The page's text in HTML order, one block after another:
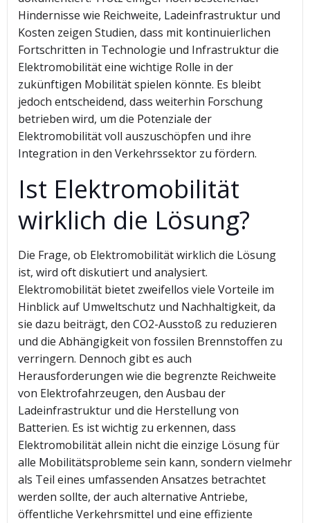
Hindernisse wie Reichweite, Ladeinfrastruktur und
Kosten zeigen Studien, dass mit kontinuierlichen
Fortschritten in Technologie und Infrastruktur die
Elektromobilität eine wichtige Rolle in der
zukünftigen Mobilität spielen könnte. Es bleibt
jedoch entscheidend, dass weiterhin Forschung
betrieben wird, um die Potenziale der
Elektromobilität voll auszuschöpfen und ihre
Integration in den Verkehrssektor zu fördern.
Ist Elektromobilität
wirklich die Lösung?
Die Frage, ob Elektromobilität wirklich die Lösung
ist, wird oft diskutiert und analysiert.
Elektromobilität bietet zweifellos viele Vorteile im
Hinblick auf Umweltschutz und Nachhaltigkeit, da
sie dazu beiträgt, den CO2-Ausstoß zu reduzieren
und die Abhängigkeit von fossilen Brennstoffen zu
verringern. Dennoch gibt es auch
Herausforderungen wie die begrenzte Reichweite
von Elektrofahrzeugen, den Ausbau der
Ladeinfrastruktur und die Herstellung von
Batterien. Es ist wichtig zu erkennen, dass
Elektromobilität allein nicht die einzige Lösung für
alle Mobilitätsprobleme sein kann, sondern vielmehr
als Teil eines umfassenden Ansatzes betrachtet
werden sollte, der auch alternative Antriebe,
öffentliche Verkehrsmittel und eine effiziente